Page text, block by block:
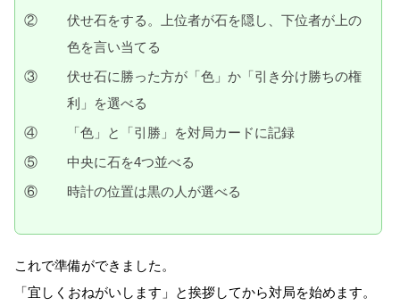
②
伏せ石をする。上位者が石を隠し、下位者が上の
色を言い当てる
③
伏せ石に勝った方が「色」か「引き分け勝ちの権
利」を選べる
④
「色」と「引勝」を対局カードに記録
⑤
中央に石を4つ並べる
⑥
時計の位置は黒の人が選べる
これで準備ができました。
「宜しくおねがいします」と挨拶してから対局を始めます。